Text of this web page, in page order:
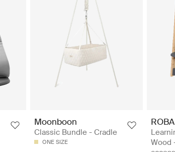
Moonboon
Classic Bundle - Cradle
ONE SIZE
ROBA
Wood